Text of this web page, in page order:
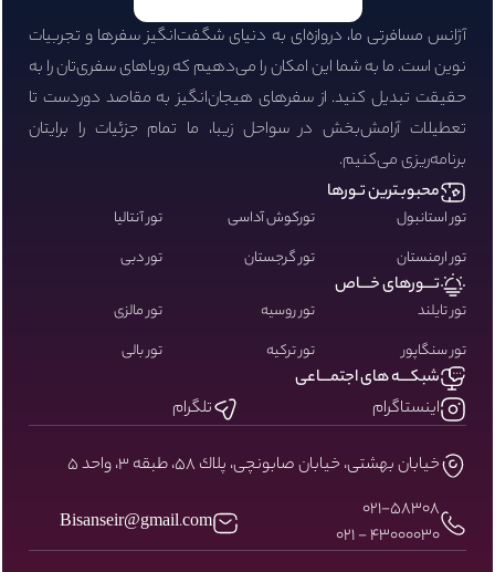
آژانس مسافرتی ما، دروازه‌ای به دنیای شگفت‌انگیز سفرها و تجربیات
نوین است. ما به شما این امکان را می‌دهیم که رویاهای سفری‌تان را به
حقیقت تبدیل کنید. از سفرهای هیجان‌انگیز به مقاصد دوردست تا
تعطیلات آرامش‌بخش در سواحل زیبا، ما تمام جزئیات را برایتان
برنامه‌ریزی می‌کنیم.
محبوبـترین تـورها
تور استانبول تورکوش آداسی
تور آنتالیا
تور ارمنستان
تور گرجستان تور دبی
تـــورهای خـــاص
تور تایلند تور روسیه
تور مالزی
تور سنگاپور
تور ترکیه تور بالی
شبکـــه های اجتمـــاعی
اینستاگرام
تلگرام
خيابان بهشتى، خيابان صابونچى، پلاك ٥٨، طبقه ٣، واحد ٥
۰۲۱-58308
43000030 - 021
Bisanseir@gmail.com